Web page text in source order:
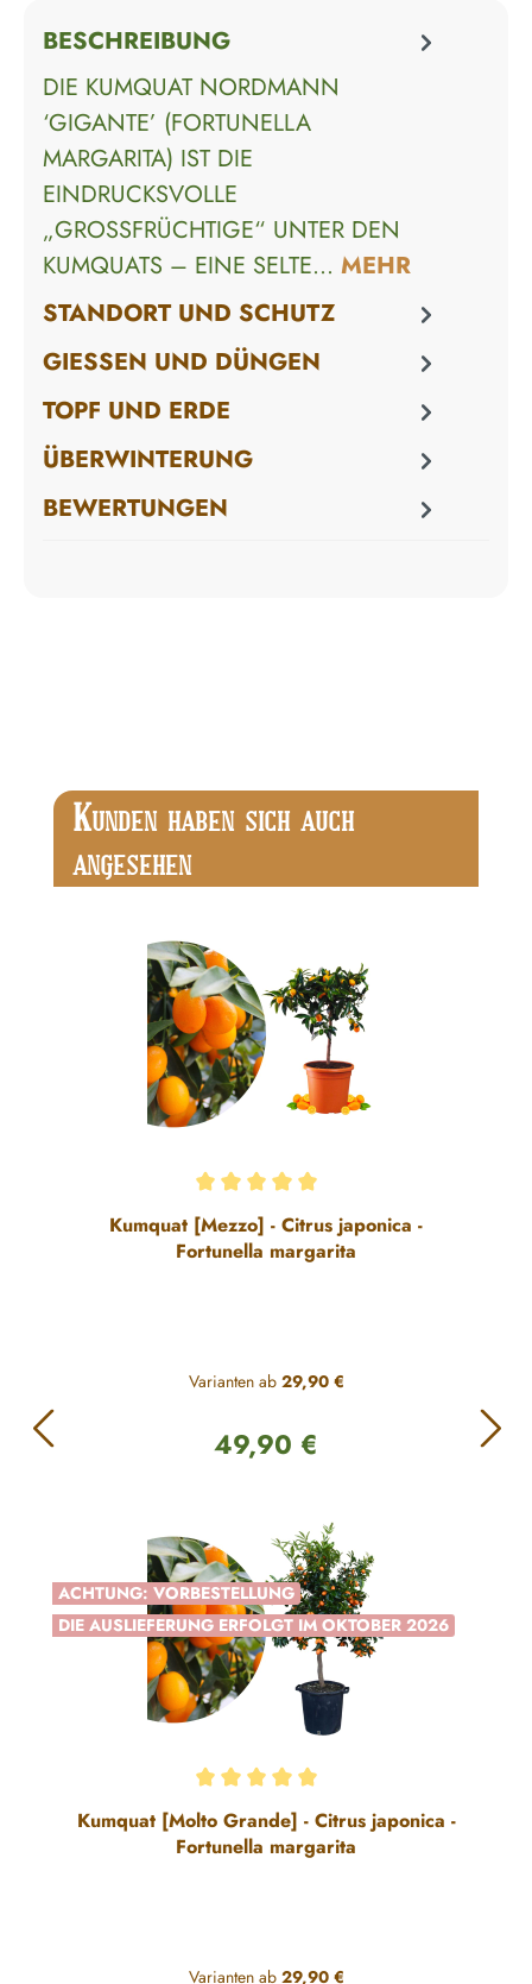
BESCHREIBUNG
DIE KUMQUAT NORDMANN
‘GIGANTE’ (FORTUNELLA
MARGARITA) IST DIE
EINDRUCKSVOLLE
„GROSSFRÜCHTIGE“ UNTER DEN K
UMQUATS – EINE SELTE… MEHR
STANDORT UND SCHUTZ
GIESSEN UND DÜNGEN
TOPF UND ERDE
ÜBERWINTERUNG
BEWERTUNGEN
Produktgalerie überspringen
KUNDEN HABEN SICH AUCH
ANGESEHEN
Durchschnittliche Bewertung von 5 von 5 Sternen
Kumquat [Mezzo] - Citrus japonica -
Fortunella margarita
Varianten ab29,90 €
Regulärer Preis:
49,90 €
ACHTUNG: VORBESTELLUNG
DIE AUSLIEFERUNG ERFOLGT IM OKTOBER 2026
Durchschnittliche Bewertung von 5 von 5 Sternen
Kumquat [Molto Grande] - Citrus japonica -
Fortunella margarita
Varianten ab29,90 €